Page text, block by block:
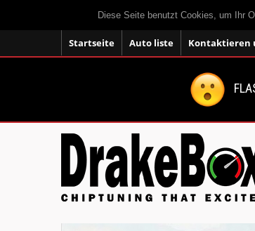
Diese Seite benutzt Cookies, um Ihr
Startseite Auto liste Kontaktieren